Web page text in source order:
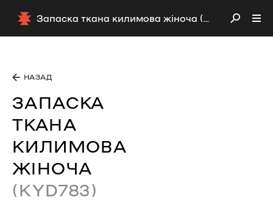
Запаска ткана килимова жіноча (KYD783)
НАЗАД
ЗАПАСКА
ТКАНА
КИЛИМОВА
ЖІНОЧА
(KYD783)